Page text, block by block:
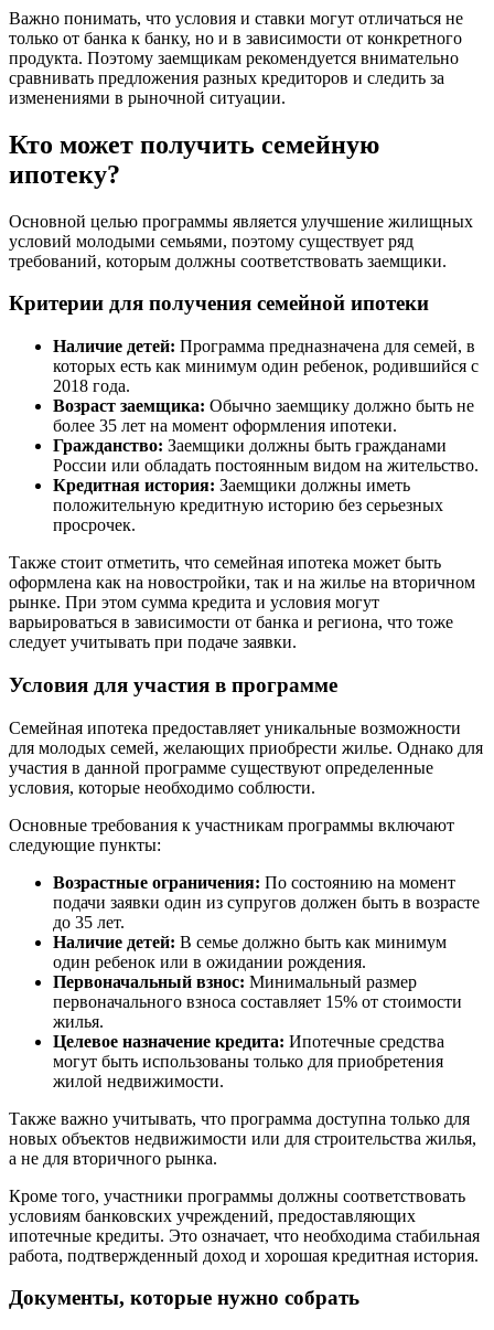
Важно понимать, что условия и ставки могут отличаться не
только от банка к банку, но и в зависимости от конкретного
продукта. Поэтому заемщикам рекомендуется внимательно
сравнивать предложения разных кредиторов и следить за
изменениями в рыночной ситуации.
Кто может получить семейную
ипотеку?
Основной целью программы является улучшение жилищных
условий молодыми семьями, поэтому существует ряд
требований, которым должны соответствовать заемщики.
Критерии для получения семейной ипотеки
Наличие детей: Программа предназначена для семей, в
которых есть как минимум один ребенок, родившийся с
2018 года.
Возраст заемщика: Обычно заемщику должно быть не
более 35 лет на момент оформления ипотеки.
Гражданство: Заемщики должны быть гражданами
России или обладать постоянным видом на жительство.
Кредитная история: Заемщики должны иметь
положительную кредитную историю без серьезных
просрочек.
Также стоит отметить, что семейная ипотека может быть
оформлена как на новостройки, так и на жилье на вторичном
рынке. При этом сумма кредита и условия могут
варьироваться в зависимости от банка и региона, что тоже
следует учитывать при подаче заявки.
Условия для участия в программе
Семейная ипотека предоставляет уникальные возможности
для молодых семей, желающих приобрести жилье. Однако для
участия в данной программе существуют определенные
условия, которые необходимо соблюсти.
Основные требования к участникам программы включают
следующие пункты:
Возрастные ограничения: По состоянию на момент
подачи заявки один из супругов должен быть в возрасте
до 35 лет.
Наличие детей: В семье должно быть как минимум
один ребенок или в ожидании рождения.
Первоначальный взнос: Минимальный размер
первоначального взноса составляет 15% от стоимости
жилья.
Целевое назначение кредита: Ипотечные средства
могут быть использованы только для приобретения
жилой недвижимости.
Также важно учитывать, что программа доступна только для
новых объектов недвижимости или для строительства жилья,
а не для вторичного рынка.
Кроме того, участники программы должны соответствовать
условиям банковских учреждений, предоставляющих
ипотечные кредиты. Это означает, что необходима стабильная
работа, подтвержденный доход и хорошая кредитная история.
Документы, которые нужно собрать